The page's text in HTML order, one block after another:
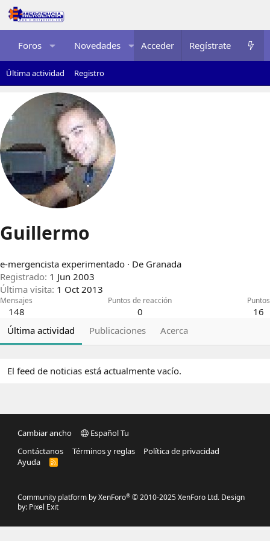
Foros Novedades Multimedia Recursos
Acceder Regístrate
Última actividad Registro
Guillermo
e-mergencista experimentado · De Granada
Registrado 1 Jun 2003
Última visita 1 Oct 2013
Mensajes
148
Puntos de reacción
0
Puntos
16
Última actividad
Publicaciones Acerca
El feed de noticias está actualmente vacío.
Cambiar ancho
Español Tu
Contáctanos
Términos y reglas
Política de privacidad
Ayuda
R
Community platform by XenForo® © 2010-2025 XenForo Ltd. Design
by: Pixel Exit